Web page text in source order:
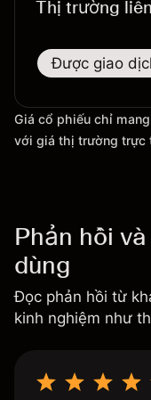
Thị trường
Được giao
Giá cổ phiếu chỉ
với giá thị trường trực
Phản hồi
dùng
Đọc phản hồi từ
kinh nghiệm như